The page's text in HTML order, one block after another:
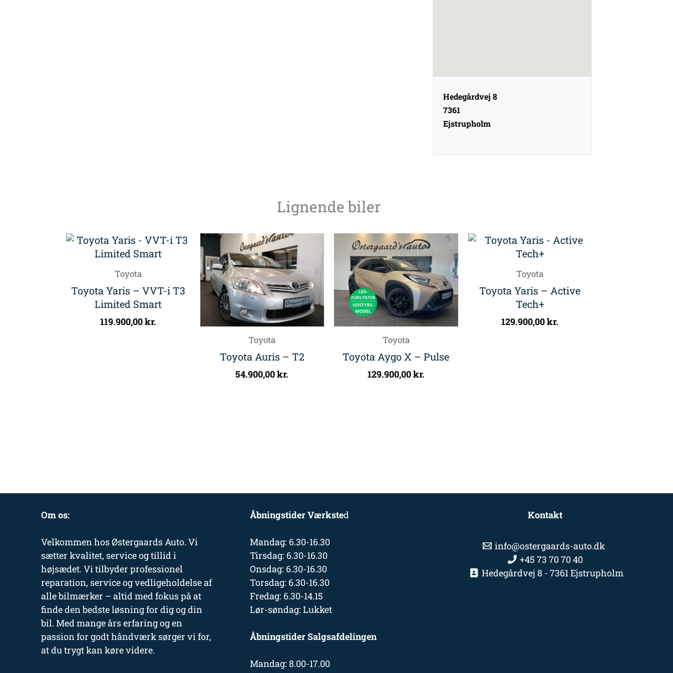
Hedegårdvej 8
7361
Ejstrupholm
Lignende biler
Toyota
Toyota Yaris – VVT-i T3
Limited Smart
119.900,00kr.
Toyota
Toyota Auris – T2
54.900,00kr.
Toyota
Toyota Aygo X – Pulse
129.900,00kr.
Toyota
Toyota Yaris – Active
Tech+
129.900,00kr.
Om os:
Velkommen hos Østergaards Auto. Vi
sætter kvalitet, service og tillid i
højsædet. Vi tilbyder professionel
reparation, service og vedligeholdelse af
alle bilmærker – altid med fokus på at
finde den bedste løsning for dig og din
bil. Med mange års erfaring og en
passion for godt håndværk sørger vi for,
at du trygt kan køre videre.
Åbningstider Værksted
Mandag: 6.30-16.30
Tirsdag: 6.30-16.30
Onsdag: 6.30-16.30
Torsdag: 6.30-16.30
Fredag: 6.30-14.15
Lør-søndag: Lukket
Åbningstider Salgsafdelingen
Mandag: 8.00-17.00
Kontakt
info@ostergaards-auto.dk
+45 73 70 70 40
Hedegårdvej 8 - 7361 Ejstrupholm